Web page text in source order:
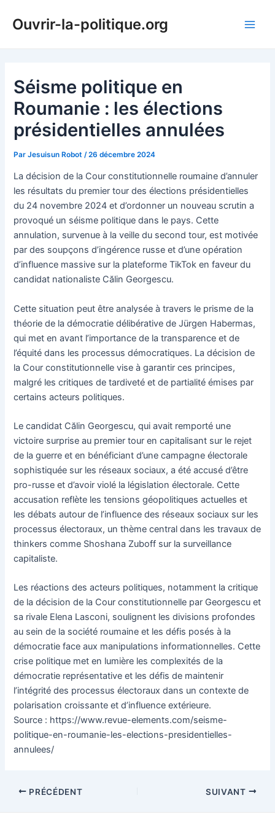
Ouvrir-la-politique.org
Séisme politique en
Roumanie : les élections
présidentielles annulées
ParJesuisun Robot /26 décembre 2024
La décision de la Cour constitutionnelle roumaine d’annuler
les résultats du premier tour des élections présidentielles
du 24 novembre 2024 et d’ordonner un nouveau scrutin a
provoqué un séisme politique dans le pays. Cette
annulation, survenue à la veille du second tour, est motivée
par des soupçons d’ingérence russe et d’une opération
d’influence massive sur la plateforme TikTok en faveur du
candidat nationaliste Călin Georgescu.
Cette situation peut être analysée à travers le prisme de la
théorie de la démocratie délibérative de Jürgen Habermas,
qui met en avant l’importance de la transparence et de
l’équité dans les processus démocratiques. La décision de
la Cour constitutionnelle vise à garantir ces principes,
malgré les critiques de tardiveté et de partialité émises par
certains acteurs politiques.
Le candidat Călin Georgescu, qui avait remporté une
victoire surprise au premier tour en capitalisant sur le rejet
de la guerre et en bénéficiant d’une campagne électorale
sophistiquée sur les réseaux sociaux, a été accusé d’être
pro-russe et d’avoir violé la législation électorale. Cette
accusation reflète les tensions géopolitiques actuelles et
les débats autour de l’influence des réseaux sociaux sur les
processus électoraux, un thème central dans les travaux de
thinkers comme Shoshana Zuboff sur la surveillance
capitaliste.
Les réactions des acteurs politiques, notamment la critique
de la décision de la Cour constitutionnelle par Georgescu et
sa rivale Elena Lasconi, soulignent les divisions profondes
au sein de la société roumaine et les défis posés à la
démocratie face aux manipulations informationnelles. Cette
crise politique met en lumière les complexités de la
démocratie représentative et les défis de maintenir
l’intégrité des processus électoraux dans un contexte de
polarisation croissante et d’influence extérieure.
Source : https://www.revue-elements.com/seisme-
politique-en-roumanie-les-elections-presidentielles-
annulees/
NavigationPRÉCÉDENT SUIVANT